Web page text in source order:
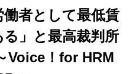
働者として最低賃
」と最高裁判所
！for HRM